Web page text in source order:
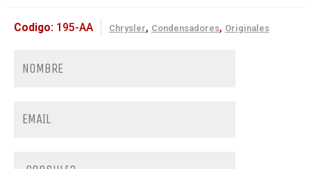
Codigo: 195-AA Chrysler, Condensadores, Originales